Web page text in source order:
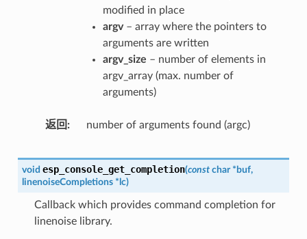
modified in place
argv– array where the pointers to
arguments are written
argv_size – number of elements in
argv_array (max. number of
arguments)
返回 number of arguments found (argc)
void esp_console_get_completion(const char * buf,
linenoiseCompletions * lc)
Callback which provides command completion for
linenoise library.